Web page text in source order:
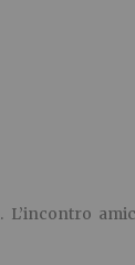
L’incontro